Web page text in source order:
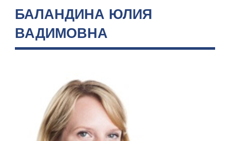
БАЛАНДИНА ЮЛИЯ
ВАДИМОВНА